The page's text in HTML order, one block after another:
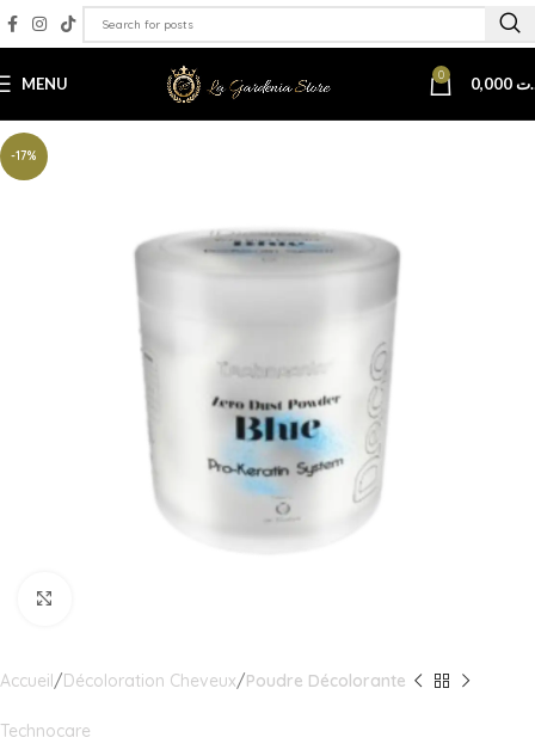
MENU 0
-17%
Accueil Décoloration Cheveux Poudre Décolorante
Technocare